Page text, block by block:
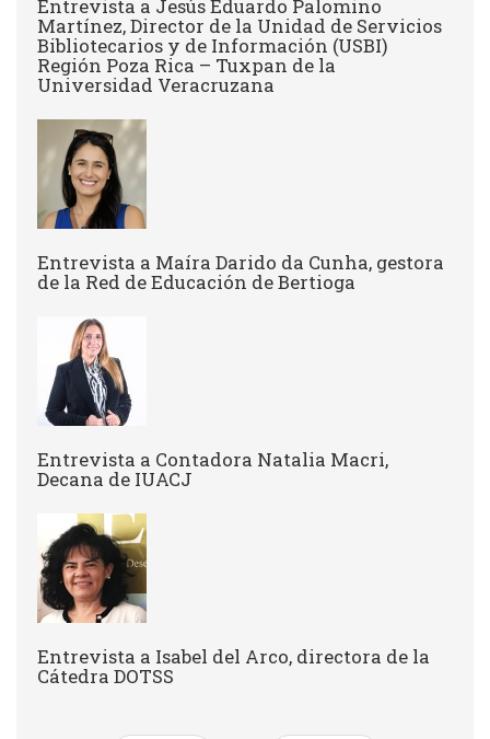
Entrevista a Jesús Eduardo Palomino
Martínez, Director de la Unidad de Servicios
Bibliotecarios y de Información (USBI)
Región Poza Rica – Tuxpan de la
Universidad Veracruzana
Entrevista a ​Maíra Darido da Cunha, gestora
de la Red de Educación de Bertioga
Entrevista a Contadora Natalia Macri,
Decana de IUACJ
Entrevista a Isabel del Arco, directora de la
Cátedra DOTSS